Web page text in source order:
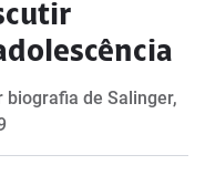
biografia de Salinger,